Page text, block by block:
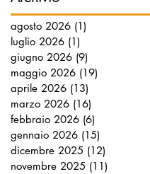
agosto 2026 (1)
luglio 2026 (1)
giugno 2026 (9)
maggio 2026 (19)
aprile 2026 (13)
marzo 2026 (16)
febbraio 2026 (6)
gennaio 2026 (15)
dicembre 2025 (12)
novembre 2025 (11)